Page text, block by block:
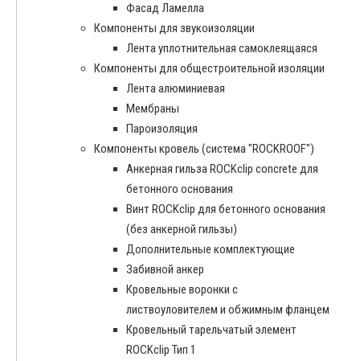
Фасад Ламелла
Компоненты для звукоизоляции
Лента уплотнительная самоклеящаяся
Компоненты для общестроительной изоляции
Лента алюминиевая
Мембраны
Пароизоляция
Компоненты кровель (система "ROCKROOF")
Анкерная гильза ROCKclip concrete для
бетонного основания
Винт ROCKclip для бетонного основания
(без анкерной гильзы)
Дополнительные комплектующие
Забивной анкер
Кровельные воронки с
листвоуловителем и обжимным фланцем
Кровельный тарельчатый элемент
ROCKclip Тип 1